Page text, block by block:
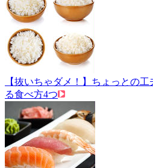
【抜いちゃダメ！】ちょっとの
る食べ方4つ